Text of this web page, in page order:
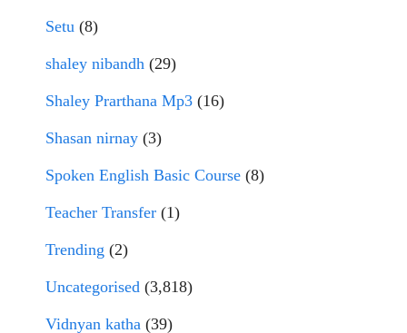
Setu (8)
shaley nibandh (29)
Shaley Prarthana Mp3 (16)
Shasan nirnay (3)
Spoken English Basic Course (8)
Teacher Transfer (1)
Trending (2)
Uncategorised (3,818)
Vidnyan katha (39)